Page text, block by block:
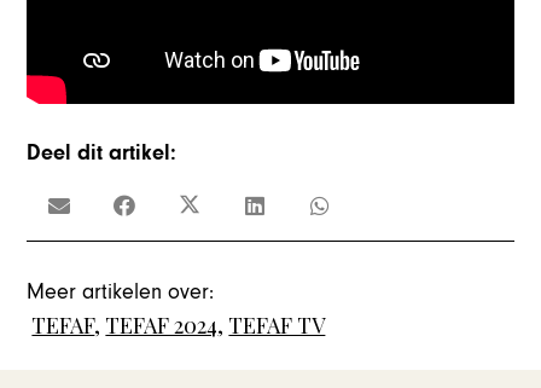
Deel dit artikel:
Meer artikelen over:
TEFAF, TEFAF 2024, TEFAF TV